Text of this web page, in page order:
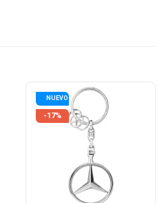
NUEVO
-17%